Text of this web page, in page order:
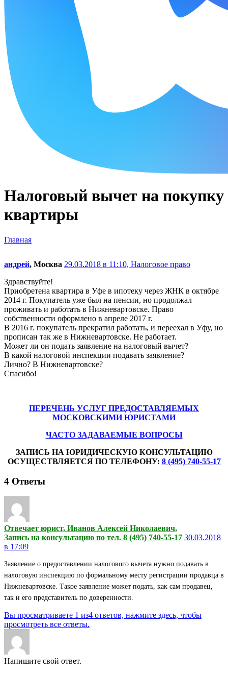
Налоговый вычет на покупку
квартиры
Главная
андрей, Москва 29.03.2018 в 11:10, Налоговое право
Здравствуйте!
Приобретена квартира в Уфе в ипотеку через ЖНК в октябре
2014 г. Покупатель уже был на пенсии, но продолжал
проживать и работать в Нижневартовске. Право
собственности оформлено в апреле 2017 г.
В 2016 г. покупатель прекратил работать, и переехал в Уфу, но
прописан так же в Нижневартовске. Не работает.
Может ли он подать заявление на налоговый вычет?
В какой налоговой инспекции подавать заявление?
Лично? В Нижневартовске?
Спасибо!
ПЕРЕЧЕНЬ УСЛУГ ПРЕДОСТАВЛЯЕМЫХ
МОСКОВСКИМИ ЮРИСТАМИ
ЧАСТО ЗАДАВАЕМЫЕ ВОПРОСЫ
ЗАПИСЬ НА ЮРИДИЧЕСКУЮ КОНСУЛЬТАЦИЮ
ОСУЩЕСТВЛЯЕТСЯ ПО ТЕЛЕФОНУ: 8 (495) 740-55-17
4 Ответы
Отвечает юрист, Иванов Алексей Николаевич,
Запись на консультацию по тел. 8 (495) 740-55-17 30.03.2018
в 17:09
Заявление о предоставлении налогового вычета нужно подавать в
налоговую инспекцию по формальному месту регистрации продавца в
Нижневартовске. Такое заявление может подать, как сам продавец,
так и его представитель по доверенности.
Вы просматриваете 1 из4 ответов, нажмите здесь, чтобы
просмотреть все ответы.
Напишите свой ответ.